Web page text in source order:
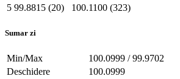
5 99.8815 (20) 100.1100 (323)
Sumar zi
Min/Max
100.0999 / 99.9702
Deschidere
100.0999